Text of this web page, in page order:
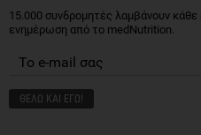
15.000 συνδρομητές λαμβάνουν
ενημέρωση από το medNutrition.